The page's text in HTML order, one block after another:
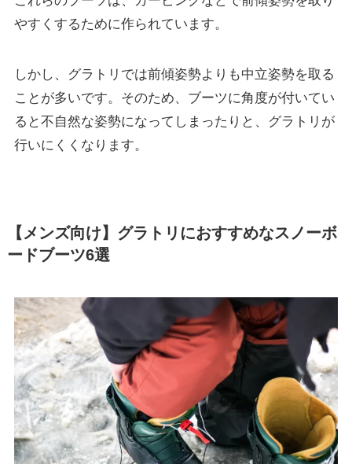
やすくするために作られています。
しかし、グラトリでは前傾姿勢よりも中立姿勢を取る
ことが多いです。そのため、ブーツに角度が付いてい
ると不自然な姿勢になってしまったりと、グラトリが
行いにくくなります。
【メンズ向け】グラトリにおすすめなスノーボ
ードブーツ6選